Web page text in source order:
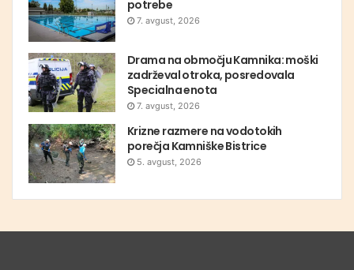
potrebe
7. avgust, 2026
Drama na območju Kamnika: moški
zadrževal otroka, posredovala
Specialna enota
7. avgust, 2026
Krizne razmere na vodotokih
porečja Kamniške Bistrice
5. avgust, 2026